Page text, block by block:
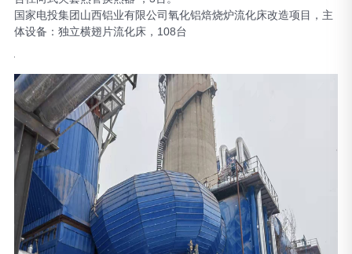
国家电投集团山西铝业有限公司氧化铝焙烧炉流化床改造项目， 主
体设备：独立横翅片流化床，108台